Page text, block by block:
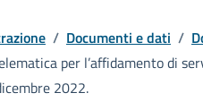
/ Documenti e dati /
per l’affidamento di
2022.